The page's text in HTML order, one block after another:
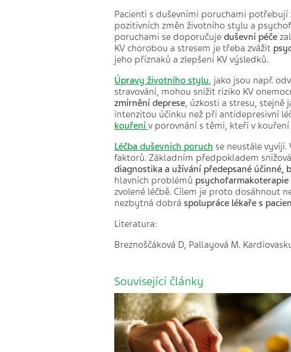
Pacienti s duševními poruchami potřebují
pozitivních změn životního stylu a
poruchami se doporučuje duševní péče
KV chorobou a stresem je třeba zvážit
jeho příznaků a zlepšení KV výsledků.
Úpravy životního stylu, jako jsou např.
stravování, mohou snížit riziko KV
zmírnění deprese, úzkosti a stresu, stejně
intenzitou účinku než při antidepresivní
kouření v porovnání s těmi, kteří v
Léčba duševních poruch se neustále
faktorů. Základním předpokladem
diagnostika a užívání předepsané účinné,
hlavních problémů psychofarmakoterapie
zvolené léčbě. Cílem je proto dosáhnout
nezbytná dobrá spolupráce lékaře s
Literatura:
Breznoščáková D, Pallayová M.
Související články